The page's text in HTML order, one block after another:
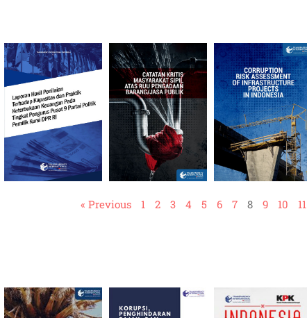
« Previous 1 2 3 4 5 6 7 8 9 10 11